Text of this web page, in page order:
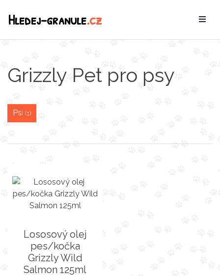
Hledej-granule.cz
Grizzly Pet pro psy
Psi (1)
Lososový olej
pes/kočka
Grizzly Wild
Salmon 125ml